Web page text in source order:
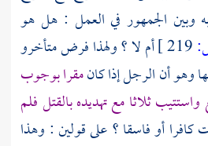
وبين الجمهور في العمل : هل هو
أم لا ؟ ولهذا فرض متأخرو
وهو أن الرجل إذا كانمقرا بوجوب
ثلاثا مع تهديده بالقتل فلم
أو فاسقا ؟ على قولين : وهذا